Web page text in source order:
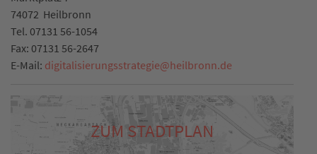
74072 Heilbronn
Tel. 07131 56-1054
Fax: 07131 56-2647
E-Mail: digitalisierungsstrategie@heilbronn.de
ZUM STADTPLAN